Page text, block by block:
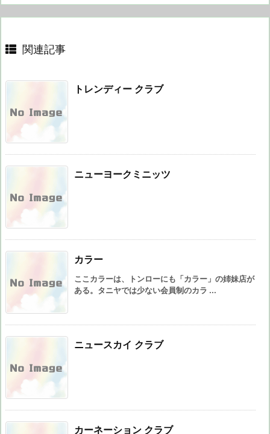
関連記事
トレンディー クラブ
ニューヨークミニッツ
カラー
ここカラーは、トンローにも「カラー」の姉妹店が
ある。タニヤでは少ない会員制のカラ ...
ニュースカイ クラブ
カーネーション クラブ